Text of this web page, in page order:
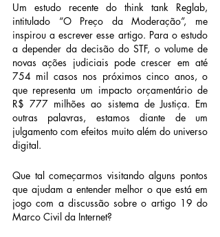
Um estudo recente do think tank Reglab,
intitulado “O Preço da Moderação”, me
inspirou a escrever esse artigo. Para o estudo
a depender da decisão do STF, o volume de
novas ações judiciais pode crescer em até
754 mil casos nos próximos cinco anos, o
que representa um impacto orçamentário de
R$ 777 milhões ao sistema de Justiça. Em
outras palavras, estamos diante de um
julgamento com efeitos muito além do universo
digital.
Que tal começarmos visitando alguns pontos
que ajudam a entender melhor o que está em
jogo com a discussão sobre o artigo 19 do
Marco Civil da Internet?